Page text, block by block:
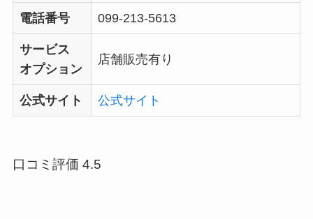
電話番号 099-213-5613
サービス
オプション
店舗販売有り
公式サイト 公式サイト
口コミ評価 4.5